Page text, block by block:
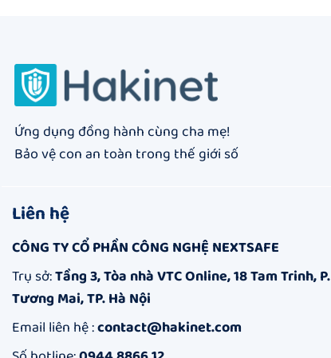
Ứng dụng đồng hành cùng cha mẹ!
Bảo vệ con an toàn trong thế giới số
Liên hệ
CÔNG TY CỔ PHẦN CÔNG NGHỆ NEXTSAFE
Trụ sở:Tầng 3, Tòa nhà VTC Online, 18 Tam Trinh, P.
Tương Mai, TP. Hà Nội
Email liên hệ :contact@hakinet.com